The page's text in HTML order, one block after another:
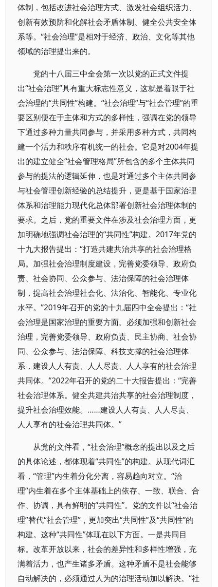
体制，包括改进社会治理方式、激发社会组织活力、
创新有效预防和化解社会矛盾体制、健全公共安全体
系等。“社会治理”是相对于经济、政治、文化等其他
领域的治理提出来的。
党的十八届三中全会第一次以党的正式文件提
出“社会治理”具有重大标志性意义，这就是着眼于社
会治理的“共同性”构建。“社会治理”与“社会管理”的重
要区别便在于主体和方式的多样性，强调在党的领导
下通过多种力量共同参与，并采用多种方式，共同构
建一个活力和秩序有机统一的社会。它是对2004年提
出的建立健全“社会管理格局”所包含的多个主体共同
参与的提法的逻辑延伸，也是对通过多个主体共同参
与社会管理创新经验的总结提升，更是基于国家治理
体系和治理能力现代化总体部署创新社会治理体制的
要求。之后，党的重要文件在涉及社会治理方面，更
加明确地强调社会治理的“共同性”构建。2017年党的
十九大报告提出：“打造共建共治共享的社会治理格
局。加强社会治理制度建设，完善党委领导、政府负
责、社会协同、公众参与、法治保障的社会治理体
制，提高社会治理社会化、法治化、智能化、专业化
水平。”2019年召开的党的十九届四中全会提出：“社
会治理是国家治理的重要方面。必须加强和创新社会
治理，完善党委领导、政府负责、民主协商、社会协
同、公众参与、法治保障、科技支撑的社会治理体
系，建设人人有责、人人尽责、人人享有的社会治理
共同体。”2022年召开的党的二十大报告提出：“完善
社会治理体系。健全共建共治共享的社会治理制度，
提升社会治理效能。……建设人人有责、人人尽责、
人人享有的社会治理共同体。”
从党的文件看，“社会治理”概念的提出以及之后
的具体论述，都体现着“共同性”的构建。从现代词汇
看，“管理”内生着分化分离，容易趋向对立。“治
理”内生着在多个主体基础上的依存、一致、联合、合
作、协调，具有鲜明的“共同性”。党的文件以“社会治
理”替代“社会管理”，更加突出“共同性”及“共同性”的
构建。这种“共同性”体现在以下方面。一是共同目
标。改革开放以来，社会的差异性和多样性增强，充
满着活力，也产生诸多矛盾。这种矛盾不是社会能够
自动解决的，必须通过人为的治理活动加以解决。“社